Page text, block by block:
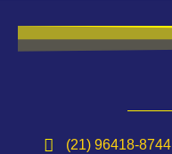
(21) 96418-8744